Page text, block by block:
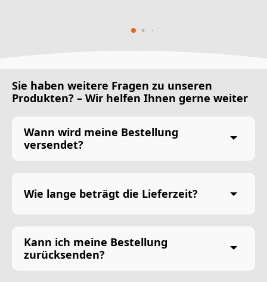
Sie haben weitere Fragen zu unseren
Produkten? – Wir helfen Ihnen gerne weiter
Wann wird meine Bestellung
versendet?
Wie lange beträgt die Lieferzeit?
Kann ich meine Bestellung
zurücksenden?